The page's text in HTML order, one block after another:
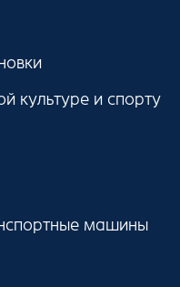
культуре и спорту
машины